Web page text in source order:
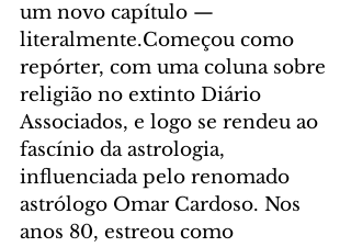
um novo capítulo —
literalmente.Começou como
repórter, com uma coluna sobre
religião no extinto Diário
Associados, e logo se rendeu ao
fascínio da astrologia,
influenciada pelo renomado
astrólogo Omar Cardoso. Nos
anos 80, estreou como